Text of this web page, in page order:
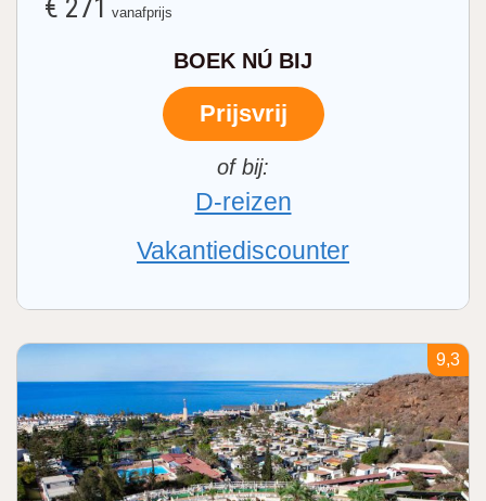
€ 271 vanafprijs
BOEK NÚ BIJ
Prijsvrij
D-reizen
Vakantiediscounter
9,3